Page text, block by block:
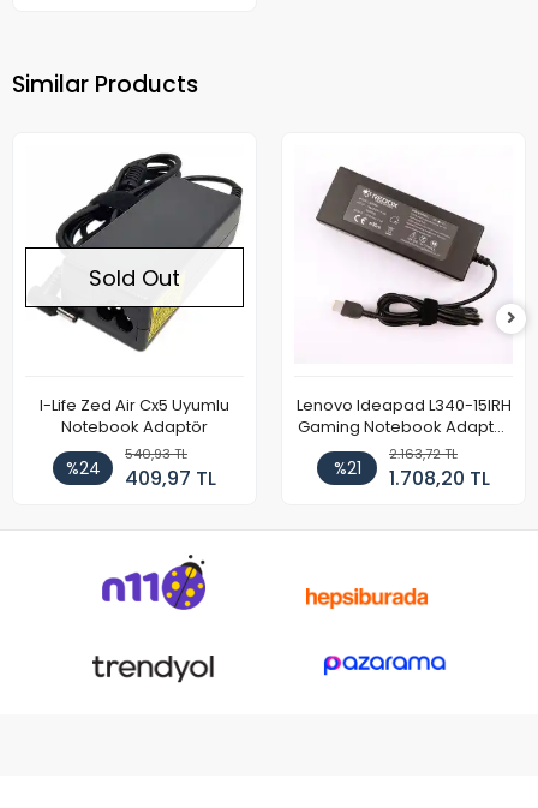
Similar Products
Sold Out
I-Life Zed Air Cx5 Uyumlu
Notebook Adaptör
%24
540,93 TL
409,97 TL
Lenovo Ideapad L340-15IRH
Gaming Notebook Adaptör
Cihazı Şarj Aleti (150W)
%21
2.163,72 TL
1.708,20 TL